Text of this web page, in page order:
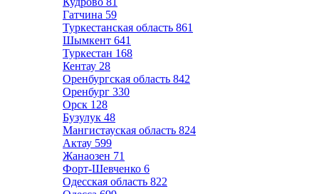
Гатчина 59
Туркестанская область 861
Шымкент 641
Туркестан 168
Кентау 28
Оренбургская область 842
Оренбург 330
Орск 128
Бузулук 48
Мангистауская область 824
Актау 599
Жанаозен 71
Форт-Шевченко 6
Одесская область 822